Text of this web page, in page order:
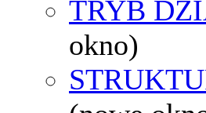
TRYB
okno)